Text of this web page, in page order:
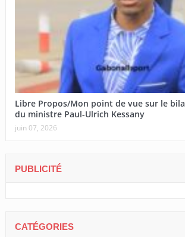
Libre Propos/Mon point de vue sur le
du ministre Paul-Ulrich Kessany
juin 07, 2026
PUBLICITÉ
CATÉGORIES